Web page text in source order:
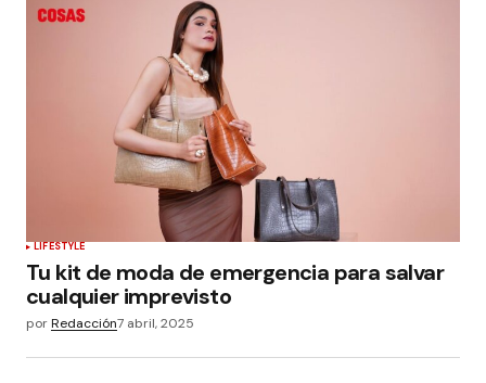
LIFESTYLE
Tu kit de moda de emergencia para salvar
cualquier imprevisto
porRedacción7 abril, 2025